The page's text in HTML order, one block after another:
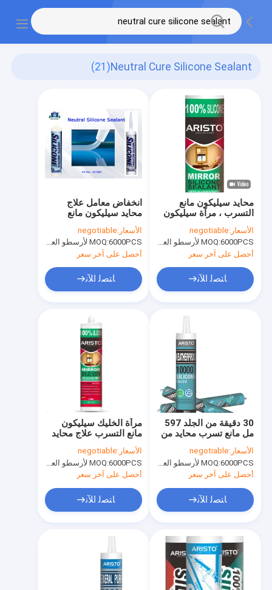
Neutral Cure Silicone Sealant
(21)
انخفاض معامل علاج
محايد سيليكون مانع
التسرب جزء واحد واضح /
أبيض / أسود / رمادي لون
مخصص
الأسعار:negotiable
MOQ:6000PCS لأرسطو العلامة التجارية، 15000pcs عن العلامة التجارية للعملاء
أحصل على آخر سعر
ﺎﺘﺼﻟ ﺍﻶﻧ
محايد سيليكون مانع
التسرب ، مرآة سيليكون
مانع التسرب الهيكلي
للزجاج
الأسعار:negotiable
MOQ:6000PCS لأرسطو العلامة التجارية، 15000pcs عن العلامة التجارية للعملاء
أحصل على آخر سعر
ﺎﺘﺼﻟ ﺍﻶﻧ
مرآة الخليك سيليكون
مانع التسرب علاج محايد
قوة الشد 0.5MPa
الأسعار:negotiable
MOQ:6000PCS لأرسطو العلامة التجارية، 15000pcs عن العلامة التجارية للعملاء
أحصل على آخر سعر
ﺎﺘﺼﻟ ﺍﻶﻧ
30 دقيقة من الجلد 597
مل مانع تسرب محايد من
السيليكون المرن
الأسعار:negotiable
MOQ:6000PCS لأرسطو العلامة التجارية، 15000pcs عن العلامة التجارية للعملاء
أحصل على آخر سعر
ﺎﺘﺼﻟ ﺍﻶﻧ